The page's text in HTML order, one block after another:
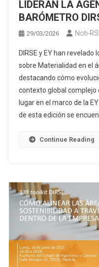
LIDERAN LA
BARÓMETRO
29/03/2026 Noti-
DIRSE y EY han
sobre Materialidad en el
destacando cómo
contexto global complejo
lugar en el marco de la
de esta edición se
Continue Reading